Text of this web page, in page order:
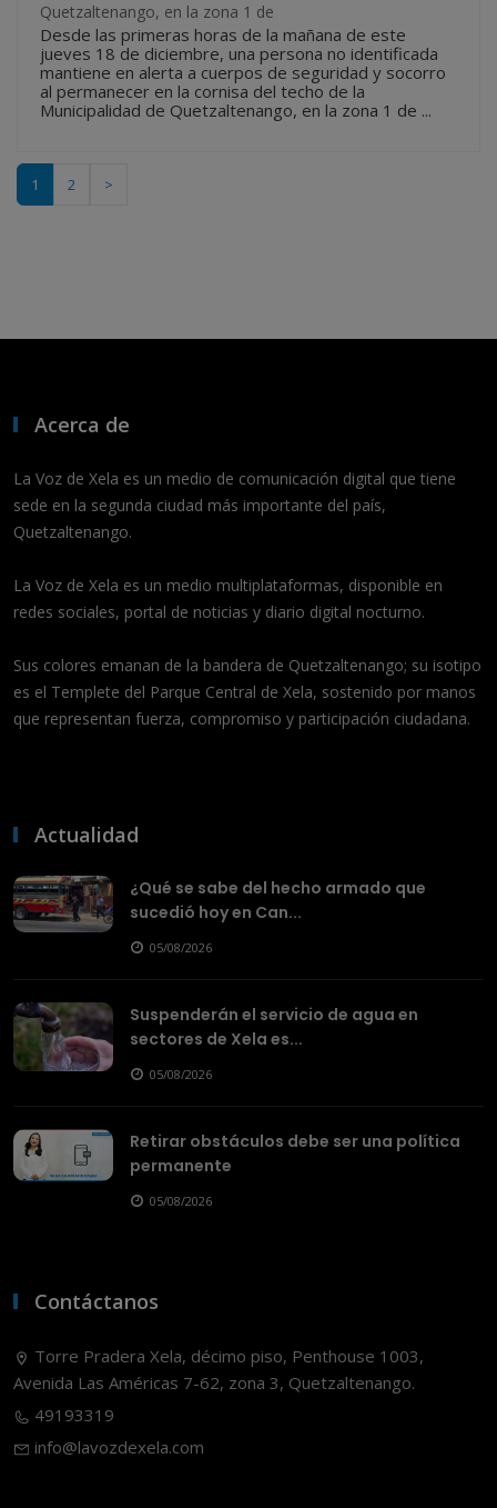
Quetzaltenango, en la zona 1 de
Desde las primeras horas de la mañana de este
jueves 18 de diciembre, una persona no identificada
mantiene en alerta a cuerpos de seguridad y socorro
al permanecer en la cornisa del techo de la
Municipalidad de Quetzaltenango, en la zona 1 de ...
1 2 >
Acerca de
La Voz de Xela es un medio de comunicación digital que tiene
sede en la segunda ciudad más importante del país,
Quetzaltenango.
La Voz de Xela es un medio multiplataformas, disponible en
redes sociales, portal de noticias y diario digital nocturno.
Sus colores emanan de la bandera de Quetzaltenango; su isotipo
es el Templete del Parque Central de Xela, sostenido por manos
que representan fuerza, compromiso y participación ciudadana.
Actualidad
¿Qué se sabe del hecho armado que
sucedió hoy en Can...
05/08/2026
Suspenderán el servicio de agua en
sectores de Xela es...
05/08/2026
Retirar obstáculos debe ser una política
permanente
05/08/2026
Contáctanos
Torre Pradera Xela, décimo piso, Penthouse 1003,
Avenida Las Américas 7-62, zona 3, Quetzaltenango.
49193319
info@lavozdexela.com